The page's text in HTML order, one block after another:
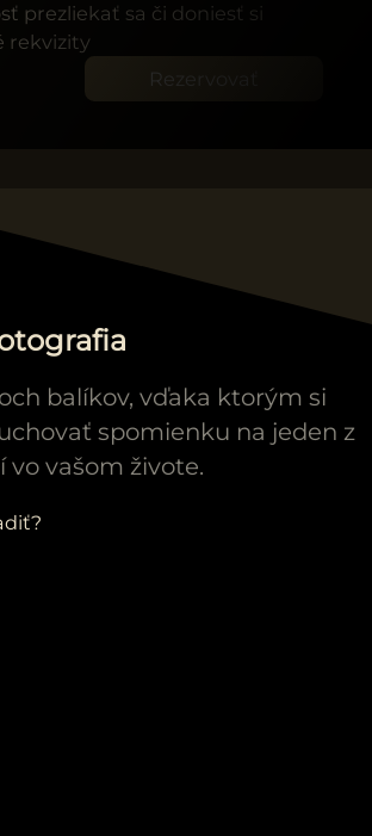
prezliekať sa či doniesť si
rekvizity
Rezervovať
balíkov, vďaka ktorým si
spomienku na jeden z
vo vašom živote.